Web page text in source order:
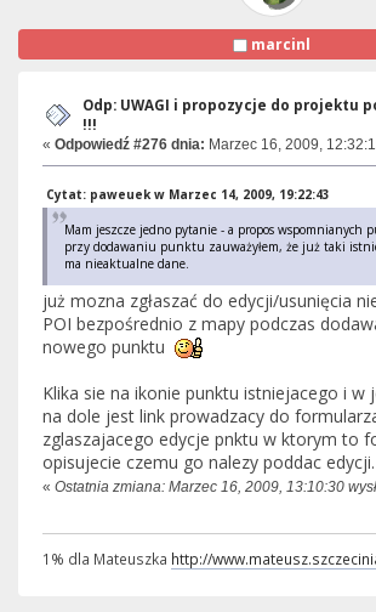
marcinl
Odp: UWAGI i propozycje do projektu
!!!
« Odpowiedź #276 dnia: Marzec 16, 2009,
Cytat: paweuek w Marzec 14, 2009, 19:22:43
Mam jeszcze jedno pytanie - a propos wspomnianych
przy dodawaniu punktu zauważyłem, że już taki
ma nieaktualne dane.
już mozna zgłaszać do edycji/usunięcia
POI bezpośrednio z mapy podczas
nowego punktu
Klika sie na ikonie punktu istniejacego i w
na dole jest link prowadzacy do
zglaszajacego edycje pnktu w ktorym to
opisujecie czemu go nalezy poddac edycji.
« Ostatnia zmiana: Marzec 16, 2009, 13:10:30
1% dla Mateuszka http://